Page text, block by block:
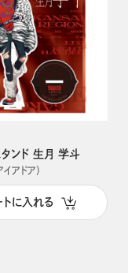
タンド 生月 学斗
アドア）
トに入れる